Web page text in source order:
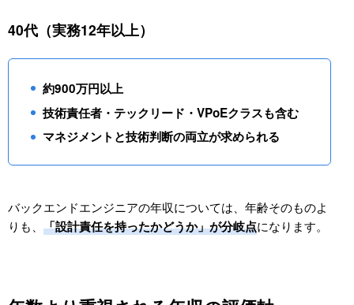
40代（実務12年以上）
約900万円以上
技術責任者・テックリード・VPoEクラスも含む
マネジメントと技術判断の両立が求められる
バックエンドエンジニアの年収については、年齢そのものよ
りも、 「設計責任を持ったかどうか」が分岐点になります。